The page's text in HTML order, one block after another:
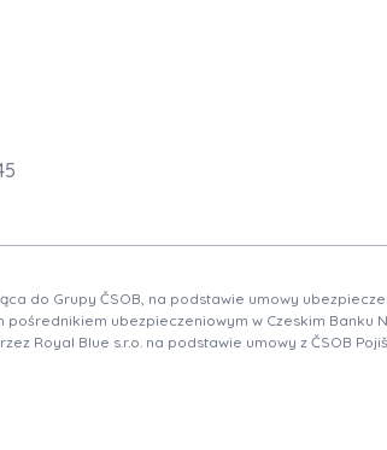
do Grupy ČSOB, na podstawie umowy
ubezpieczeniowym w Czeskim
Royal Blue s.r.o. na podstawie umowy z ČSOB